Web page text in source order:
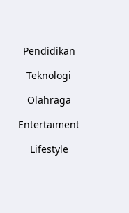
Pendidikan
Teknologi
Olahraga
Entertaiment
Lifestyle